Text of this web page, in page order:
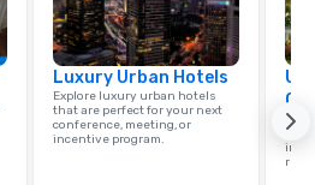
corporate group
Smacking Foodie
group is assured a
experience with three
signature dishes at
Our affordable tours
person with tax and
Luxury Urban Hotels
Explore luxury urban hotels
that are perfect for your next
conference, meeting, or
incentive program.
Find